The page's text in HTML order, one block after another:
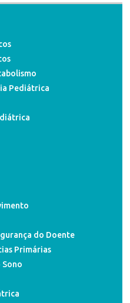
Pediátrica
do Doente
Primárias